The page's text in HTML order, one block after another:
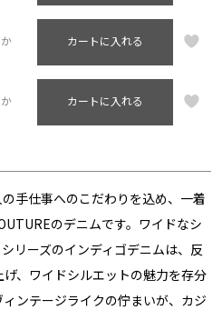
カートに入れる
カートに入れる
手仕事へのこだわりを込め、一着
のデニムです。ワイドなシ
リーズのインディゴデニムは、反
、ワイドシルエットの魅力を存分
ンテージライクの佇まいが、カジ